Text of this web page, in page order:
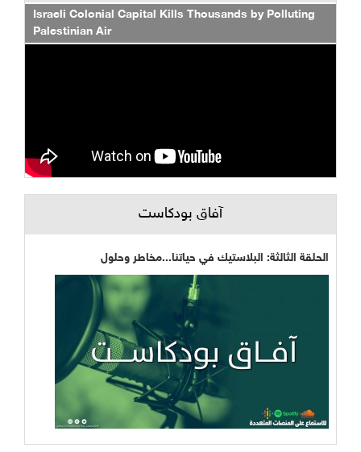
Israeli Colonial Capital Kills Thousands by Polluting
Palestinian Air
آفاق بودكاست
الحلقة الثالثة: البلاستيك في حياتنا...مخاطر وحلول